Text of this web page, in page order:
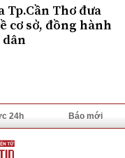
Tp.Cần Thơ đưa
cơ sở, đồng hành
24h Báo mới